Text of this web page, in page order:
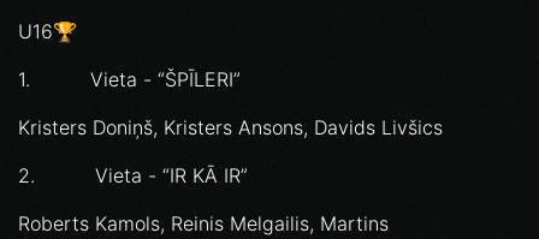
U16🏆
1. Vieta - “ŠPĪLERI”
Kristers Doniņš, Kristers Ansons, Davids Livšics
2. Vieta - “IR KĀ IR”
Roberts Kamols, Reinis Melgailis, Martins